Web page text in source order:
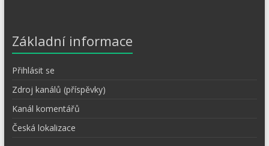
Základní informace
Přihlásit se
Zdroj kanálů (příspěvky)
Kanál komentářů
Česká lokalizace